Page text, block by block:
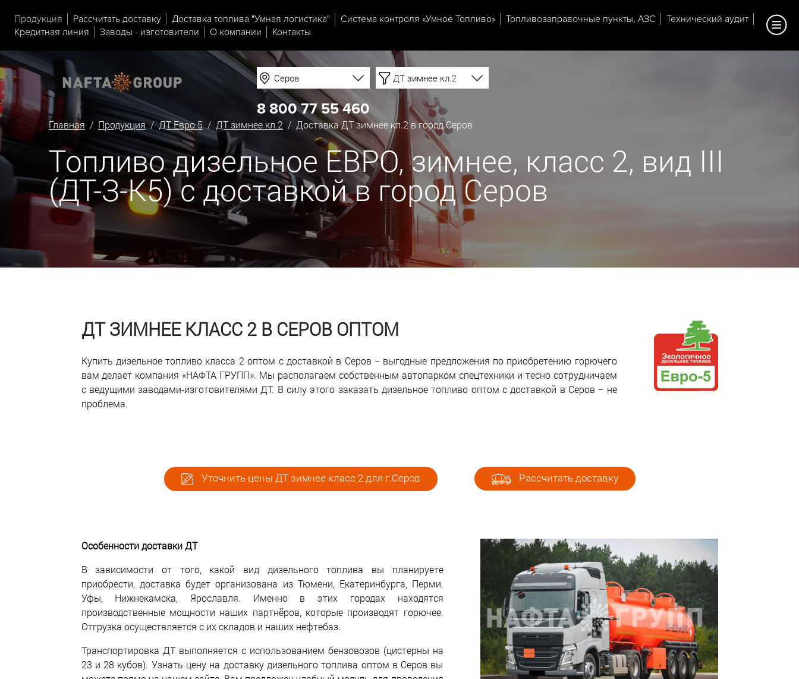
Продукция Рассчитать доставку Доставка топлива "Умная логистика" Система контроля «Умное Топливо» Топливозаправочные пункты, АЗС
Технический аудит
Кредитная линия
Заводы - изготовители О компании Контакты
Серов ДТ зимнее кл.2
8 800 77 55 460
Главная / Продукция/ДТ Евро 5/ ДТ зимнее кл.2 / Доставка ДТ зимнее кл.2 в город Серов
Топливо дизельное ЕВРО, зимнее, класс 2, вид III
(ДТ-З-К5) с доставкой в город Серов
ДТ ЗИМНЕЕ КЛАСС 2 В СЕРОВ ОПТОМ
Купить дизельное топливо класса 2 оптом с доставкой в Серов − выгодные предложения по приобретению горючего
вам делает компания «НАФТА ГРУПП». Мы располагаем собственным автопарком спецтехники и тесно сотрудничаем
с ведущими заводами-изготовителями ДТ. В силу этого заказать дизельное топливо оптом с доставкой в Серов − не
проблема.
Уточнить цены ДТ зимнее класс 2 для г.Серов Рассчитать доставку
Особенности доставки ДТ
В зависимости от того, какой вид дизельного топлива вы планируете
приобрести, доставка будет организована из Тюмени, Екатеринбурга, Перми,
Уфы, Нижнекамска, Ярославля. Именно в этих городах находятся
производственные мощности наших партнёров, которые производят горючее.
Отгрузка осуществляется с их складов и наших нефтебаз.
Транспортировка ДТ выполняется с использованием бензовозов (цистерны на
23 и 28 кубов). Узнать цену на доставку дизельного топлива оптом в Серов вы